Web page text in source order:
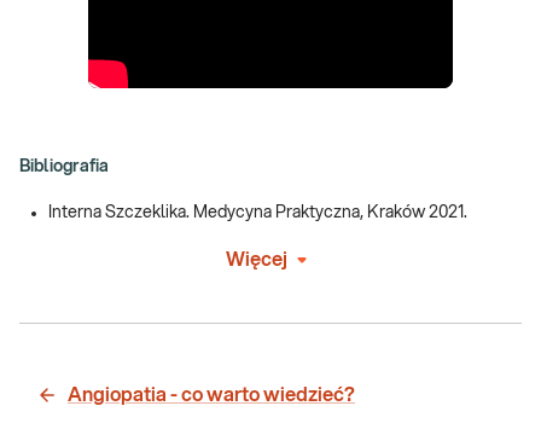
Bibliografia
Interna Szczeklika. Medycyna Praktyczna, Kraków 2021.
Więcej
Angiopatia - co warto wiedzieć?